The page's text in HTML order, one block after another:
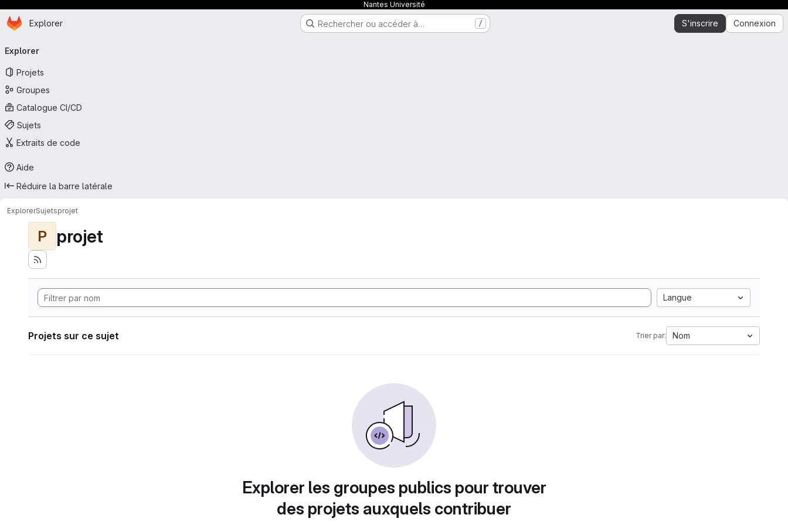
Nantes Université
Passer au contenu principal
Page d'accueil
Explorer Rechercher ou accéder à… / S'inscrire Connexion
principale
Explorer
Projets
Groupes
Catalogue CI/CD
Sujets
Extraits de code
Aide
Réduire la barre latérale
ExplorerSujetsprojet
P projet
Langue
Projets sur ce sujet Trier par: Nom
Explorer les groupes publics pour trouver
des projets auxquels contribuer